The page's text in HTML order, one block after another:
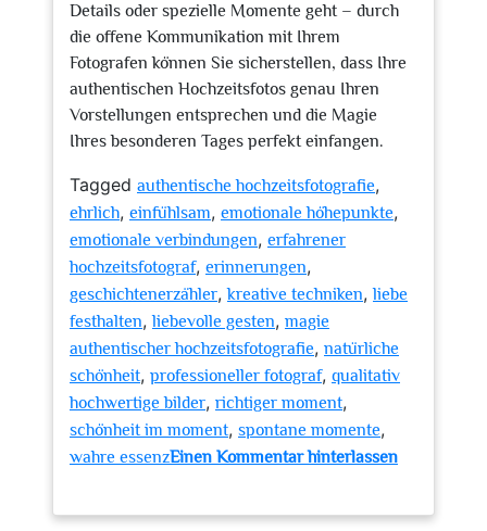
Details oder spezielle Momente geht – durch
die offene Kommunikation mit Ihrem
Fotografen können Sie sicherstellen, dass Ihre
authentischen Hochzeitsfotos genau Ihren
Vorstellungen entsprechen und die Magie
Ihres besonderen Tages perfekt einfangen.
Tagged authentische hochzeitsfotografie,
ehrlich, einfühlsam, emotionale höhepunkte,
emotionale verbindungen, erfahrener
hochzeitsfotograf, erinnerungen,
geschichtenerzähler,kreative techniken,liebe
festhalten,liebevolle gesten, magie
authentischer hochzeitsfotografie, natürliche
schönheit, professioneller fotograf, qualitativ
hochwertige bilder, richtiger moment,
schönheit im moment, spontane momente,
wahre essenzEinen Kommentar hinterlassen